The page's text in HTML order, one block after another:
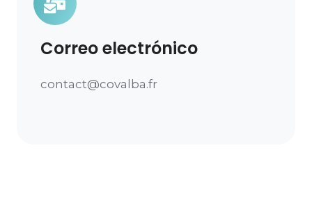
Correo electrónico
contact@covalba.fr